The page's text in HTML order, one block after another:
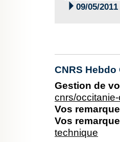
 09/05/2011
CNRS
Gestion de
cnrs/
Vos
Vos
technique